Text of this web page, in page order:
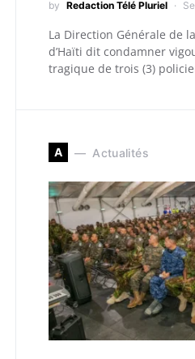
by Redaction Télé Pluriel
La Direction Générale de
d’Haïti dit condamner
tragique de trois (3)
A Actualités